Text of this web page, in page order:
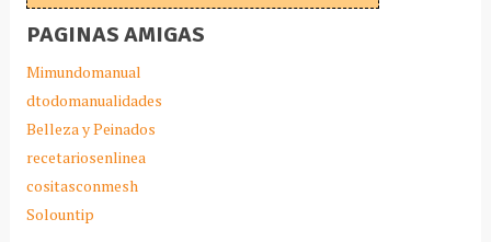
PAGINAS AMIGAS
Mimundomanual
dtodomanualidades
Belleza y Peinados
recetariosenlinea
cositasconmesh
Solountip